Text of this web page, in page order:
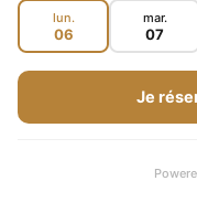
lun.
06
mar.
07
Je